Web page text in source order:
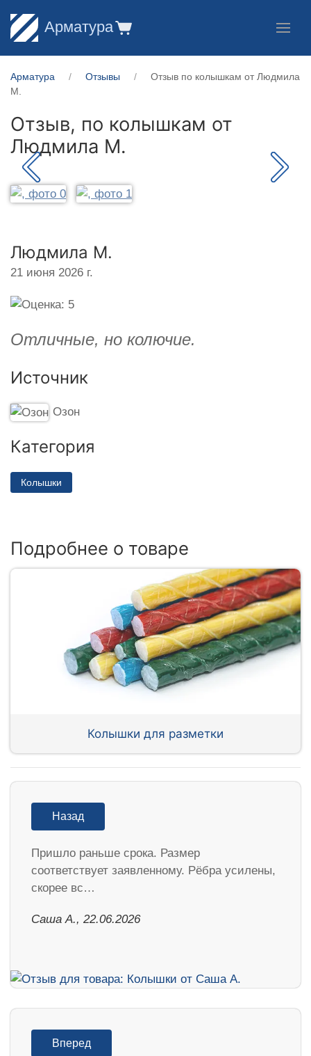
Арматура
Арматура Отзывы
Отзыв по колышкам от Людмила
М.
Отзыв, по колышкам от
Людмила М.
Людмила М.
21 июня 2026 г.
Отличные, но колючие.
Источник
Озон
Категория
Колышки
Подробнее о товаре
Колышки для разметки
Назад
Пришло раньше срока. Размер
соответствует заявленному. Рёбра усилены,
скорее вс…
Саша А., 22.06.2026
Вперед